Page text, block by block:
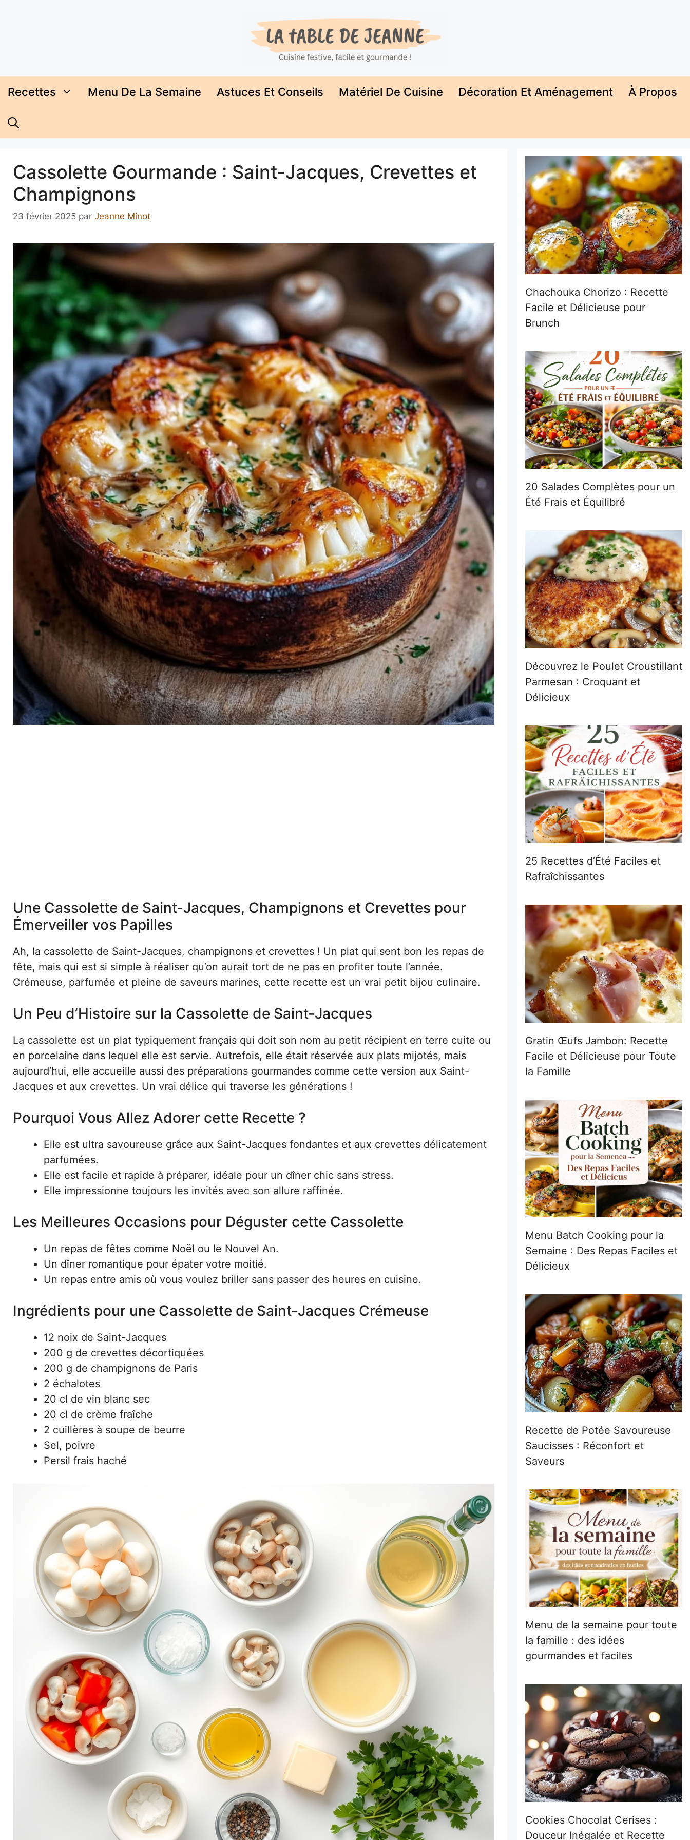
Recettes Menu De La Semaine Astuces Et Conseils Matériel De Cuisine Décoration Et Aménagement À Propos
Cassolette Gourmande : Saint-Jacques, Crevettes et
Champignons
23 février 2025 par Jeanne Minot
Une Cassolette de Saint-Jacques, Champignons et Crevettes pour
Émerveiller vos Papilles
Ah, la cassolette de Saint-Jacques, champignons et crevettes ! Un plat qui sent bon les repas de
fête, mais qui est si simple à réaliser qu’on aurait tort de ne pas en profiter toute l’année.
Crémeuse, parfumée et pleine de saveurs marines, cette recette est un vrai petit bijou culinaire.
Un Peu d’Histoire sur la Cassolette de Saint-Jacques
La cassolette est un plat typiquement français qui doit son nom au petit récipient en terre cuite ou
en porcelaine dans lequel elle est servie. Autrefois, elle était réservée aux plats mijotés, mais
aujourd’hui, elle accueille aussi des préparations gourmandes comme cette version aux Saint-
Jacques et aux crevettes. Un vrai délice qui traverse les générations !
Pourquoi Vous Allez Adorer cette Recette ?
Elle est ultra savoureuse grâce aux Saint-Jacques fondantes et aux crevettes délicatement
parfumées.
Elle est facile et rapide à préparer, idéale pour un dîner chic sans stress.
Elle impressionne toujours les invités avec son allure raffinée.
Les Meilleures Occasions pour Déguster cette Cassolette
Un repas de fêtes comme Noël ou le Nouvel An.
Un dîner romantique pour épater votre moitié.
Un repas entre amis où vous voulez briller sans passer des heures en cuisine.
Ingrédients pour une Cassolette de Saint-Jacques Crémeuse
12 noix de Saint-Jacques
200 g de crevettes décortiquées
200 g de champignons de Paris
2 échalotes
20 cl de vin blanc sec
20 cl de crème fraîche
2 cuillères à soupe de beurre
Sel, poivre
Persil frais haché
Chachouka Chorizo : Recette
Facile et Délicieuse pour
Brunch
20 Salades Complètes pour un
Été Frais et Équilibré
Découvrez le Poulet Croustillant
Parmesan : Croquant et
Délicieux
25 Recettes d’Été Faciles et
Rafraîchissantes
Gratin Œufs Jambon: Recette
Facile et Délicieuse pour Toute
la Famille
Menu Batch Cooking pour la
Semaine : Des Repas Faciles et
Délicieux
Recette de Potée Savoureuse
Saucisses : Réconfort et
Saveurs
Menu de la semaine pour toute
la famille : des idées
gourmandes et faciles
Cookies Chocolat Cerises :
Douceur Inégalée et Recette